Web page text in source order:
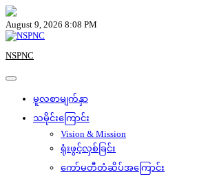
Skip
to
content
August 9, 2026 8:08 PM
NSPNC
မူလစာမျက်နှာ
သမိုင်းကြောင်း
Vision & Mission
ရုံးဖွင့်လှစ်ခြင်း
ကော်မတီတံဆိပ်အကြောင်း